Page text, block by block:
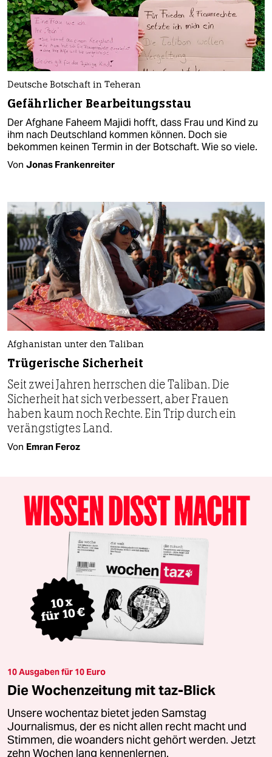
Deutsche Botschaft in Teheran
Gefährlicher Bearbeitungsstau
Der Afghane Faheem Majidi hofft, dass Frau und Kind zu
ihm nach Deutschland kommen können. Doch sie
bekommen keinen Termin in der Botschaft. Wie so viele.
Von Jonas Frankenreiter
Afghanistan unter den Taliban
Trügerische Sicherheit
Seit zwei Jahren herrschen die Taliban. Die
Sicherheit hat sich verbessert, aber Frauen
haben kaum noch Rechte. Ein Trip durch ein
verängstigtes Land.
Von Emran Feroz
10 Ausgaben für 10 Euro
Die Wochenzeitung mit taz-Blick
Unsere wochentaz bietet jeden Samstag
Journalismus, der es nicht allen recht macht und
Stimmen, die woanders nicht gehört werden. Jetzt
zehn Wochen lang kennenlernen.